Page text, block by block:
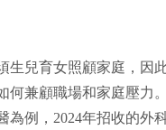
生兒育女照顧家庭，因
何兼顧職場和家庭壓力
為例，2024年招收的外